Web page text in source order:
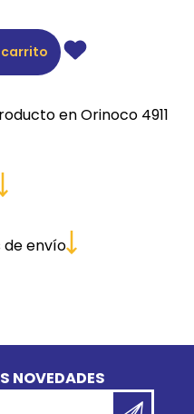
carrito
en Orinoco 4911
de envío
NOVEDADES